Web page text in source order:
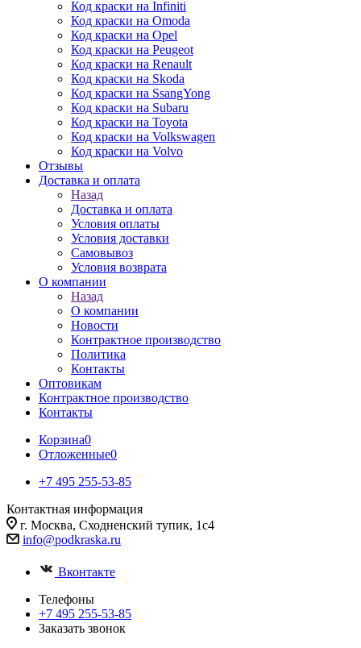
Код краски на Infiniti
Код краски на Omoda
Код краски на Opel
Код краски на Peugeot
Код краски на Renault
Код краски на Skoda
Код краски на SsangYong
Код краски на Subaru
Код краски на Toyota
Код краски на Volkswagen
Код краски на Volvo
Отзывы
Доставка и оплата
Назад
Доставка и оплата
Условия оплаты
Условия доставки
Самовывоз
Условия возврата
О компании
Назад
О компании
Новости
Контрактное производство
Политика
Контакты
Оптовикам
Контрактное производство
Контакты
Корзина0
Отложенные0
+7 495 255-53-85
Контактная информация
г. Москва, Сходненский тупик, 1с4
info@podkraska.ru
Вконтакте
Телефоны
+7 495 255-53-85
Заказать звонок